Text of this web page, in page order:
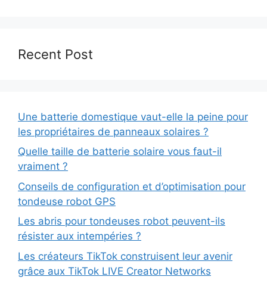
Recent Post
Une batterie domestique vaut-elle la peine pour
les propriétaires de panneaux solaires ?
Quelle taille de batterie solaire vous faut-il
vraiment ?
Conseils de configuration et d’optimisation pour
tondeuse robot GPS
Les abris pour tondeuses robot peuvent-ils
résister aux intempéries ?
Les créateurs TikTok construisent leur avenir
grâce aux TikTok LIVE Creator Networks